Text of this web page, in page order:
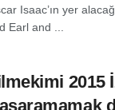
Isaac’ın yer
Earl and ...
2015